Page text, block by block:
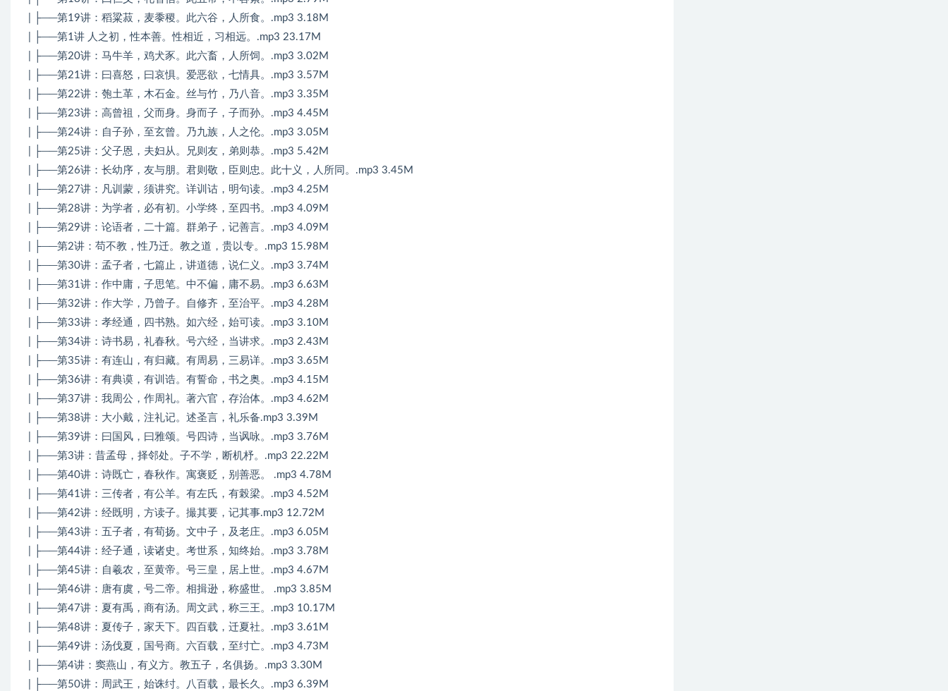
| ├──第19讲：稻粱菽，麦黍稷。此六谷，人所食。.mp3 3.18M
| ├──第1讲 人之初，性本善。性相近，习相远。.mp3 23.17M
| ├──第20讲：马牛羊，鸡犬豕。此六畜，人所饲。.mp3 3.02M
| ├──第21讲：曰喜怒，曰哀惧。爱恶欲，七情具。.mp3 3.57M
| ├──第22讲：匏土革，木石金。丝与竹，乃八音。.mp3 3.35M
| ├──第23讲：高曾祖，父而身。身而子，子而孙。.mp3 4.45M
| ├──第24讲：自子孙，至玄曾。乃九族，人之伦。.mp3 3.05M
| ├──第25讲：父子恩，夫妇从。兄则友，弟则恭。.mp3 5.42M
| ├──第26讲：长幼序，友与朋。君则敬，臣则忠。此十义，人所同。.mp3 3.45M
| ├──第27讲：凡训蒙，须讲究。详训诂，明句读。.mp3 4.25M
| ├──第28讲：为学者，必有初。小学终，至四书。.mp3 4.09M
| ├──第29讲：论语者，二十篇。群弟子，记善言。.mp3 4.09M
| ├──第2讲：苟不教，性乃迁。教之道，贵以专。.mp3 15.98M
| ├──第30讲：孟子者，七篇止，讲道德，说仁义。.mp3 3.74M
| ├──第31讲：作中庸，子思笔。中不偏，庸不易。.mp3 6.63M
| ├──第32讲：作大学，乃曾子。自修齐，至治平。.mp3 4.28M
| ├──第33讲：孝经通，四书熟。如六经，始可读。.mp3 3.10M
| ├──第34讲：诗书易，礼春秋。号六经，当讲求。.mp3 2.43M
| ├──第35讲：有连山，有归藏。有周易，三易详。.mp3 3.65M
| ├──第36讲：有典谟，有训诰。有誓命，书之奥。.mp3 4.15M
| ├──第37讲：我周公，作周礼。著六官，存治体。.mp3 4.62M
| ├──第38讲：大小戴，注礼记。述圣言，礼乐备.mp3 3.39M
| ├──第39讲：曰国风，曰雅颂。号四诗，当讽咏。.mp3 3.76M
| ├──第3讲：昔孟母，择邻处。子不学，断机杼。.mp3 22.22M
| ├──第40讲：诗既亡，春秋作。寓褒贬，别善恶。 .mp3 4.78M
| ├──第41讲：三传者，有公羊。有左氏，有榖梁。.mp3 4.52M
| ├──第42讲：经既明，方读子。撮其要，记其事.mp3 12.72M
| ├──第43讲：五子者，有荀扬。文中子，及老庄。.mp3 6.05M
| ├──第44讲：经子通，读诸史。考世系，知终始。.mp3 3.78M
| ├──第45讲：自羲农，至黄帝。号三皇，居上世。.mp3 4.67M
| ├──第46讲：唐有虞，号二帝。相揖逊，称盛世。 .mp3 3.85M
| ├──第47讲：夏有禹，商有汤。周文武，称三王。.mp3 10.17M
| ├──第48讲：夏传子，家天下。四百载，迁夏社。.mp3 3.61M
| ├──第49讲：汤伐夏，国号商。六百载，至纣亡。.mp3 4.73M
| ├──第4讲：窦燕山，有义方。教五子，名俱扬。.mp3 3.30M
| ├──第50讲：周武王，始诛纣。八百载，最长久。.mp3 6.39M